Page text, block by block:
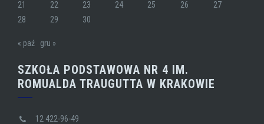
21
22 23 24 25 26
27
28
29 30
« paź gru »
SZKOŁA PODSTAWOWA NR 4 IM.
ROMUALDA TRAUGUTTA W KRAKOWIE
12 422-96-49